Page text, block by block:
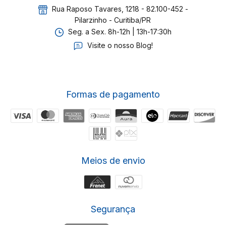
Rua Raposo Tavares, 1218 - 82.100-452 -
Pilarzinho - Curitiba/PR
Seg. a Sex. 8h-12h | 13h-17:30h
Visite o nosso Blog!
Formas de pagamento
Meios de envio
Segurança